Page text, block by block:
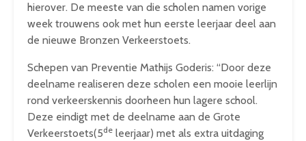
hierover. De meeste van die scholen namen vorige
week trouwens ook met hun eerste leerjaar deel aan
de nieuwe Bronzen Verkeerstoets.
Schepen van Preventie Mathijs Goderis: “Door deze
deelname realiseren deze scholen een mooie leerlijn
rond verkeerskennis doorheen hun lagere school.
Deze eindigt met de deelname aan de Grote
Verkeerstoets(5de leerjaar) met als extra uitdaging